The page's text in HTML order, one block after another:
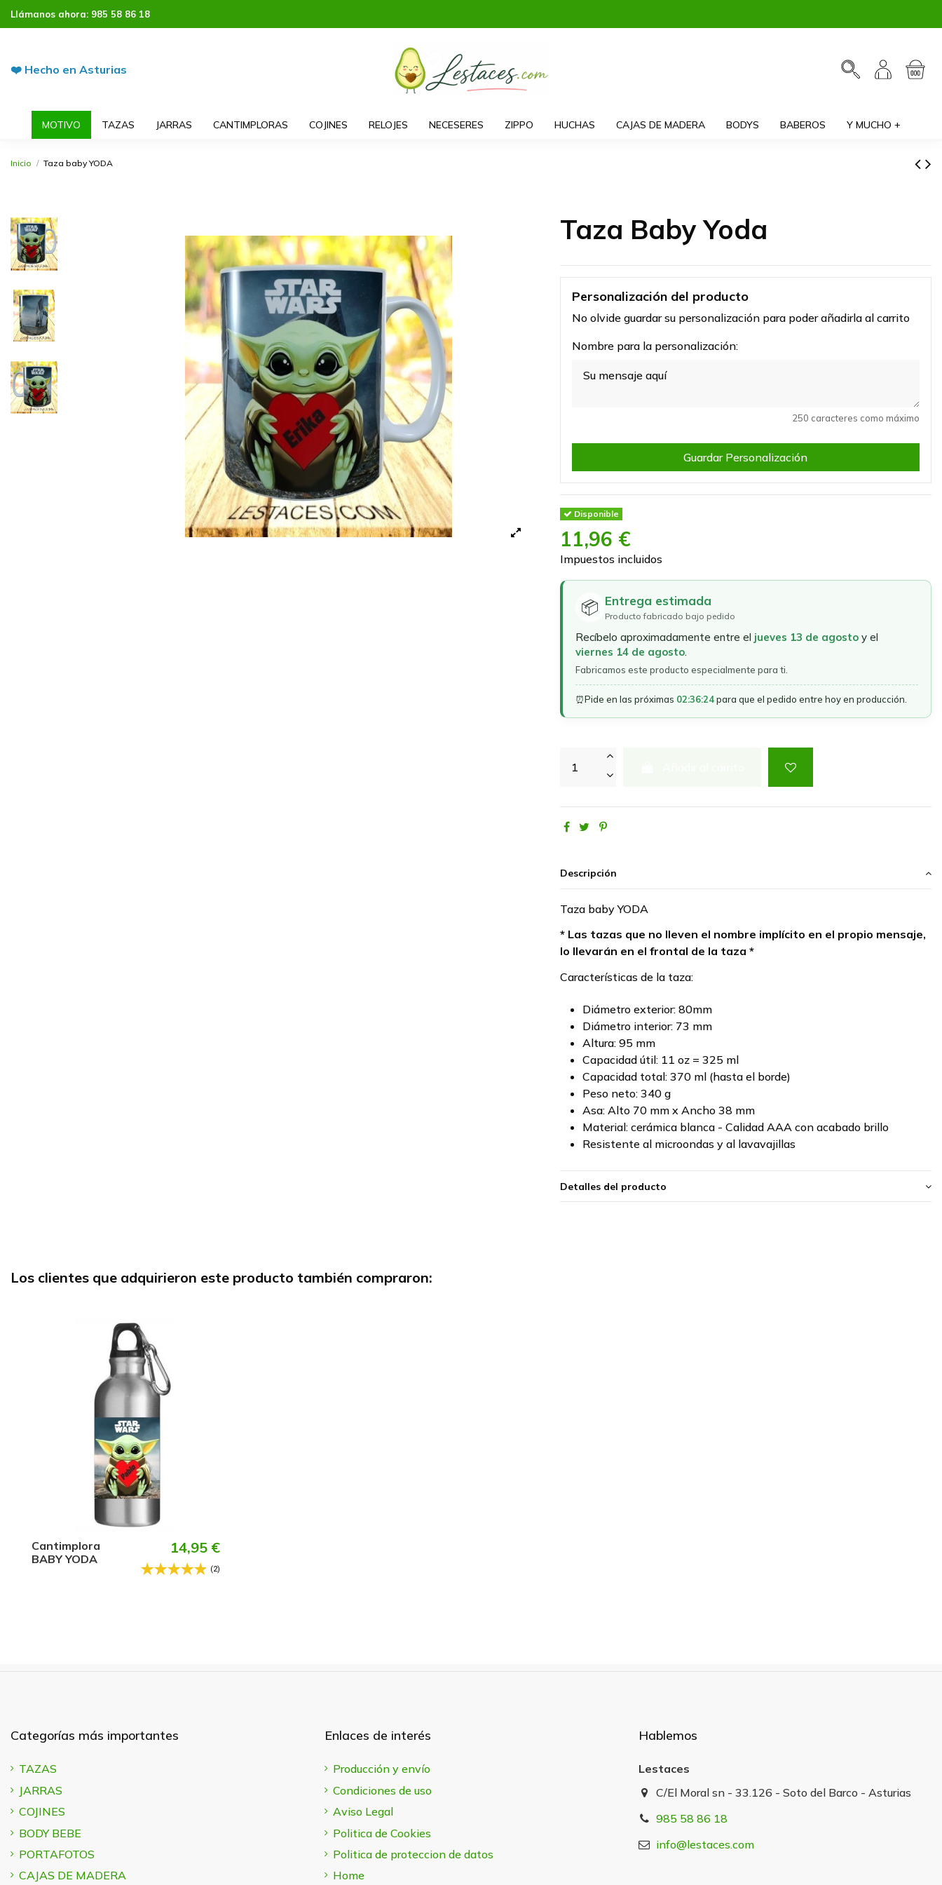
Llámanos ahora: 985 58 86 18
❤️ Hecho en Asturias
MOTIVO TAZAS JARRAS CANTIMPLORAS COJINES RELOJES NECESERES ZIPPO HUCHAS CAJAS DE MADERA BODYS BABEROS Y MUCHO +
Inicio Taza baby YODA
Taza Baby Yoda
Personalización del producto
No olvide guardar su personalización para poder añadirla al carrito
Nombre para la personalización:
250 caracteres como máximo
Guardar Personalización
Disponible
11,96 €
Impuestos incluidos
📦 Entrega estimada
Producto fabricado bajo pedido
Recíbelo aproximadamente entre el jueves 13 de agostoy el
viernes 14 de agosto.
Fabricamos este producto especialmente para ti.
⏰Pide en las próximas 02:36:23para que el pedido entre hoy en producción.
Descripción
Taza baby YODA
* Las tazas que no lleven el nombre implícito en el propio mensaje,
lo llevarán en el frontal de la taza *
Características de la taza:
Diámetro exterior: 80mm
Diámetro interior: 73 mm
Altura: 95 mm
Capacidad útil: 11 oz = 325 ml
Capacidad total: 370 ml (hasta el borde)
Peso neto: 340 g
Asa: Alto 70 mm x Ancho 38 mm
Material: cerámica blanca - Calidad AAA con acabado brillo
Resistente al microondas y al lavavajillas
Detalles del producto
Los clientes que adquirieron este producto también compraron:
Cantimplora
BABY YODA
14,95 €
(2)
Categorías más importantes
TAZAS
JARRAS
COJINES
BODY BEBE
PORTAFOTOS
CAJAS DE MADERA
Enlaces de interés
Producción y envío
Condiciones de uso
Aviso Legal
Politica de Cookies
Politica de proteccion de datos
Home
Hablemos
Lestaces
C/El Moral sn - 33.126 - Soto del Barco - Asturias
985 58 86 18
info@lestaces.com